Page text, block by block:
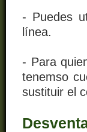
- Puedes
línea.
- Para
tenemso
sustituir el